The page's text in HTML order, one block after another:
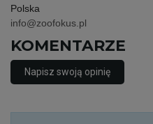
Polska
info@zoofokus.pl
KOMENTARZE
Napisz swoją opinię